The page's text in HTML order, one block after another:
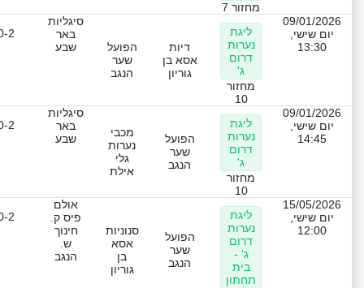
מחזור 7
09/01/2026
יום שישי,
13:30
ליגת
נערות
דרום
ג'
מחזור
10
דיות
אסא בן
גוריון
הפועל
שער
הנגב
סיגליות
באר
שבע
2
09/01/2026
יום שישי,
14:45
ליגת
נערות
דרום
ג'
מחזור
10
הפועל
שער
הנגב
מכבי
נערות
גלי
אילת
סיגליות
באר
שבע
2
15/05/2026
יום שישי,
12:00
ליגת
נערות
דרום
ג' -
בית
תחתון
הפועל
שער
הנגב
סנוניות
אסא
בן
גוריון
אולם
פיס ק.
חינוך
ש.
הנגב
2